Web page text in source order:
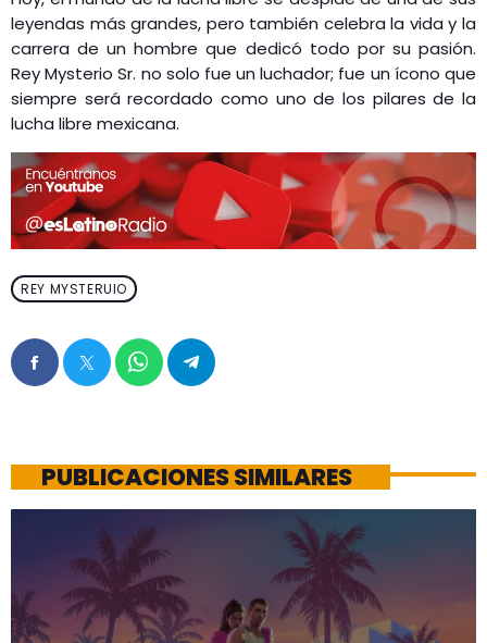
leyendas más grandes, pero también celebra la vida y la
carrera de un hombre que dedicó todo por su pasión.
Rey Mysterio Sr. no solo fue un luchador; fue un ícono que
siempre será recordado como uno de los pilares de la
lucha libre mexicana.
REY MYSTERUIO
PUBLICACIONES SIMILARES